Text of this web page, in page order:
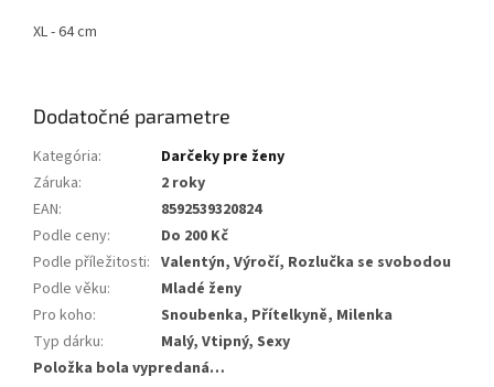
XL - 64 cm
Dodatočné parametre
Kategória:
Darčeky pre ženy
Záruka:
2 roky
EAN:
8592539320824
Podle ceny:
Do 200 Kč
Podle příležitosti: Valentýn, Výročí, Rozlučka se svobodou
Podle věku:
Mladé ženy
Pro koho:
Snoubenka, Přítelkyně, Milenka
Typ dárku:
Malý, Vtipný, Sexy
Položka bola vypredaná…